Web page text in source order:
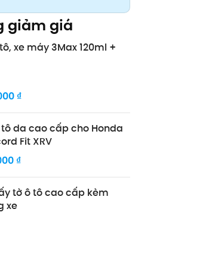
giảm giá
xe máy 3Max 120ml +
₫
da cao cấp cho Honda
Fit XRV
₫
tờ ô tô cao cấp kèm
xe